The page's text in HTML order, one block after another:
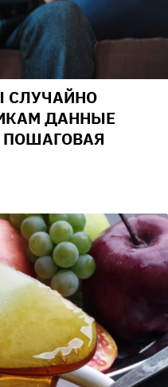
СЛУЧАЙНО
ДАННЫЕ